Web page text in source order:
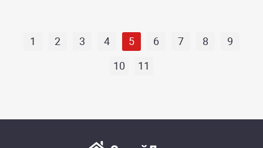
1 2 3 4 5 6 7 8
9
10
11